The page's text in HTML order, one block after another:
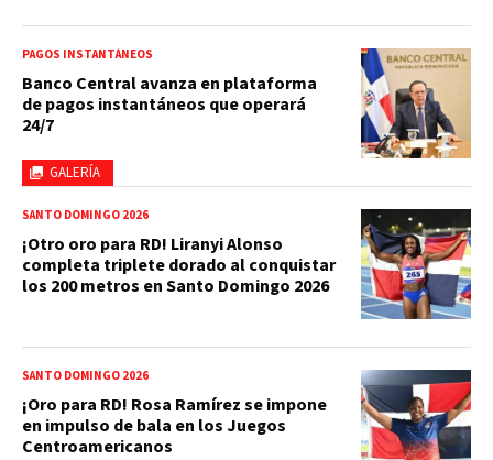
GALERÍA
PAGOS INSTANTÁNEOS
Banco Central avanza en plataforma
de pagos instantáneos que operará
24/7
SANTO DOMINGO 2026
¡Otro oro para RD! Liranyi Alonso
completa triplete dorado al conquistar
los 200 metros en Santo Domingo 2026
SANTO DOMINGO 2026
¡Oro para RD! Rosa Ramírez se impone
en impulso de bala en los Juegos
Centroamericanos